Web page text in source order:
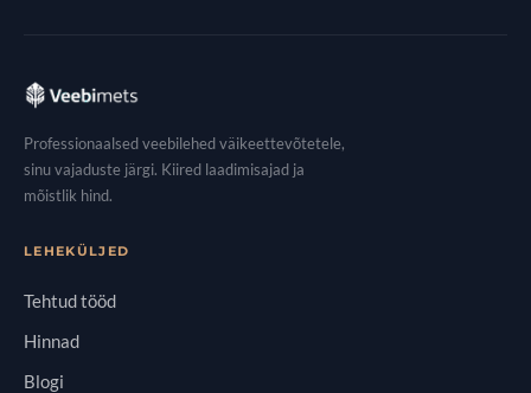
Professionaalsed veebilehed väikeettevõtetele,
sinu vajaduste järgi. Kiired laadimisajad ja
mõistlik hind.
LEHEKÜLJED
Tehtud tööd
Hinnad
Blogi